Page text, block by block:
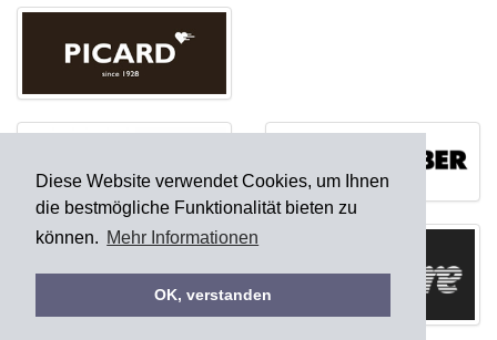
Diese Website verwendet Cookies, um Ihnen
die bestmögliche Funktionalität bieten zu
können. Mehr Informationen
OK, verstanden